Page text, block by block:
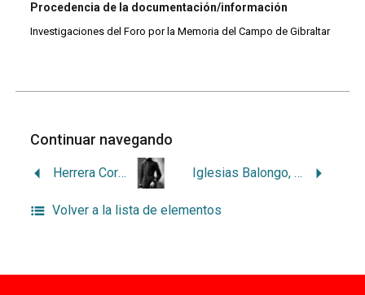
Procedencia de la documentación/información
Investigaciones del Foro por la Memoria del Campo de Gibraltar
Continuar navegando
Herrera Corpas, Antonio Iglesias Balongo, Diego
Volver a la lista de elementos